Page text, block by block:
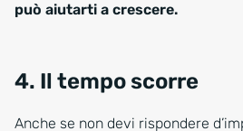
può aiutarti a crescere.
4. Il tempo scorre
Anche se non devi rispondere